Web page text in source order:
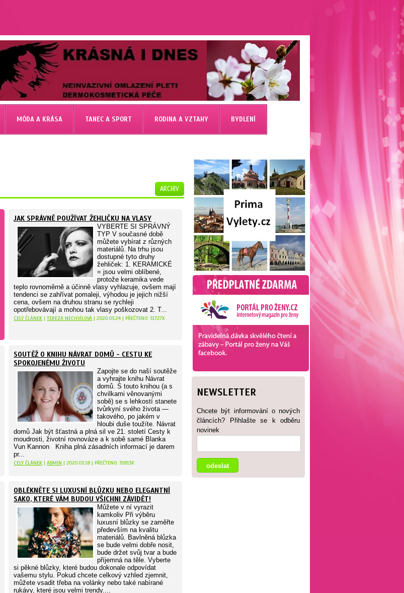
MÓDA A KRÁSA TANEC A SPORT RODINA A VZTAHY BYDLENÍ
NEWSLETTER
Chcete být informování o nových
článcích? Přihlašte se k odběru
novinek
ARCHIV
JAK SPRÁVNĚ POUŽÍVAT ŽEHLIČKU NA VLASY
VYBERTE SI SPRÁVNÝ
TYP V současné době
můžete vybírat z různých
materiálů. Na trhu jsou
dostupné tyto druhy
žehliček: 1. KERAMICKÉ
= jsou velmi oblíbené,
protože keramika vede
teplo rovnoměrně a účinně vlasy vyhlazuje, ovšem mají
tendenci se zahřívat pomaleji, výhodou je jejich nižší
cena, ovšem na druhou stranu se rychleji
opotřebovávají a mohou tak vlasy poškozovat 2. T...
CELÝ ČLÁNEK |TEREZA NECHVÍLOVÁ | 2020.03.24 | PŘEČTENO: 31727X
SOUTĚŽ O KNIHU NÁVRAT DOMŮ - CESTU KE
SPOKOJENÉMU ŽIVOTU
Zapojte se do naší soutěže
a vyhrajte knihu Návrat
domů. S touto knihou (a s
chvilkami věnovanými
sobě) se s lehkostí stanete
tvůrkyní svého života —
takového, po jakém v
hloubi duše toužíte. Návrat
domů Jak být šťastná a plná sil ve 21. století Cesty k
moudrosti, životní rovnováze a k sobě samé Blanka
Vun Kannon Kniha plná zásadních informací je darem
pr...
CELÝ ČLÁNEK |ADMIN | 2020.03.18 | PŘEČTENO: 31813X
OBLÉKNĚTE SI LUXUSNÍ BLŮZKU NEBO ELEGANTNÍ
SAKO, KTERÉ VÁM BUDOU VŠICHNI ZÁVIDĚT!
Můžete v ní vyrazit
kamkoliv Při výběru
luxusní blůzky se zaměřte
především na kvalitu
materiálů. Bavlněná blůzka
se bude velmi dobře nosit,
bude držet svůj tvar a bude
příjemná na těle. Vyberte
si pěkné blůzky, které budou dokonale odpovídat
vašemu stylu. Pokud chcete celkový vzhled zjemnit,
můžete vsadit třeba na volánky nebo také nabírané
rukávy, které jsou velmi trendy....